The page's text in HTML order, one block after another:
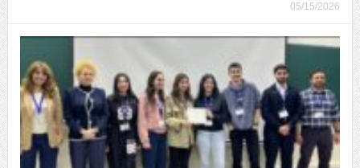
05/15/2026